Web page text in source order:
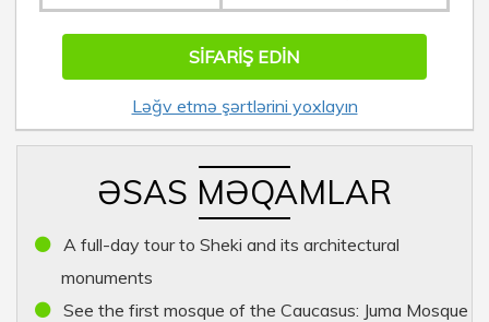
SIFARIŞ EDIN
Ləğv etmə şərtlərini yoxlayın
ƏSAS MƏQAMLAR
A full-day tour to Sheki and its architectural
monuments
See the first mosque of the Caucasus: Juma Mosque